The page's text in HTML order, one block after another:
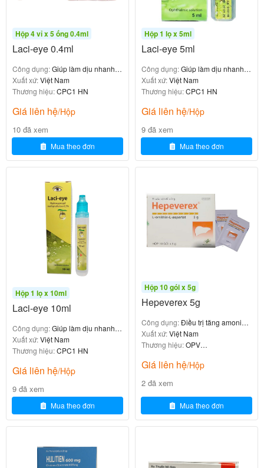
20ml/phút) hoặc suy gan nặng: Liều tối đa không
Suy thận/gan nhẹ đến trung bình
điều chỉnh liều.
Người Cao Tuổi
Không cần điều chỉnh liều, trừ khi có rối loạn chức
năng gan hoặc thận đáng kể.
Trẻ Em
Không khuyến cáo sử dụng Bisotexa 10mg cho trẻ
em do thiếu dữ liệu an toàn.
Bảng: Liều dùng Bisotexa 10mg cho các chỉ định
khác nhau
Chỉ đị
nh
Đố
i t
ượ
ng
Liều
u
Liều duy
Ghi chú
huyế
t áp
N
g
ờ
i l
ớ
n
g/
ng
ày
10mg/n
Có thể tăng đến
20mg/ngày nếu
cần
Hộp 4 vỉ x 5 ống 0.4ml
Laci-eye 0.4ml
Công dụng:Giúp làm dịu nhanh
các cảm giác khô mắt, cay, ngứa
Xuất xứ:Việt Nam
Thương hiệu:CPC1 HN
Giá liên hệ/Hộp
10 đã xem
Mua theo đơn
Hộp 1 lọ x 5ml
Laci-eye 5ml
Công dụng:Giúp làm dịu nhanh
các cảm giác khô mắt
Xuất xứ:Việt Nam
Thương hiệu:CPC1 HN
Giá liên hệ/Hộp
9 đã xem
Mua theo đơn
Hộp 1 lọ x 10ml
Laci-eye 10ml
Công dụng:Giúp làm dịu nhanh
các cảm giác khô mắt
Xuất xứ:Việt Nam
Thương hiệu:CPC1 HN
Giá liên hệ/Hộp
9 đã xem
Mua theo đơn
Hộp 10 gói x 5g
Hepeverex 5g
Công dụng:Điều trị tăng amoniac
máu
Xuất xứ:Việt Nam
Thương hiệu:OPV
Giá liên hệ/Hộp
2 đã xem
Mua theo đơn